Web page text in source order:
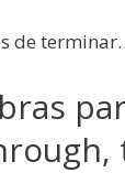
de